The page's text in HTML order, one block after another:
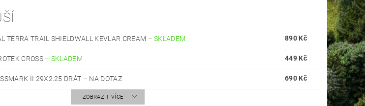
TERRA TRAIL SHIELDWALL KEVLAR CREAM –SKLADEM 890 Kč
CROSS – SKLADEM 449 Kč
II 29X2.25 DRÁT – NA DOTAZ 690 Kč
ZOBRAZIT VÍCE